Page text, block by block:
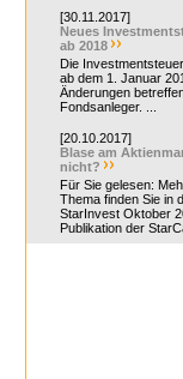
[30.11.2017]
Neues
ab 2018
Die
ab dem 1. Januar
Änderungen
Fondsanleger. ...
[20.10.2017]
Blase am
nicht?
Für Sie gelesen:
Thema finden Sie in
StarInvest Oktober
Publikation der